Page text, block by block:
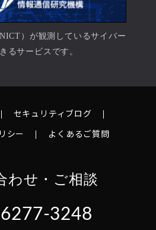
）が観測しているサイバー
るサービスです。
セキュリティブログ
シー よくあるご質問
わせ・ご相談
3248